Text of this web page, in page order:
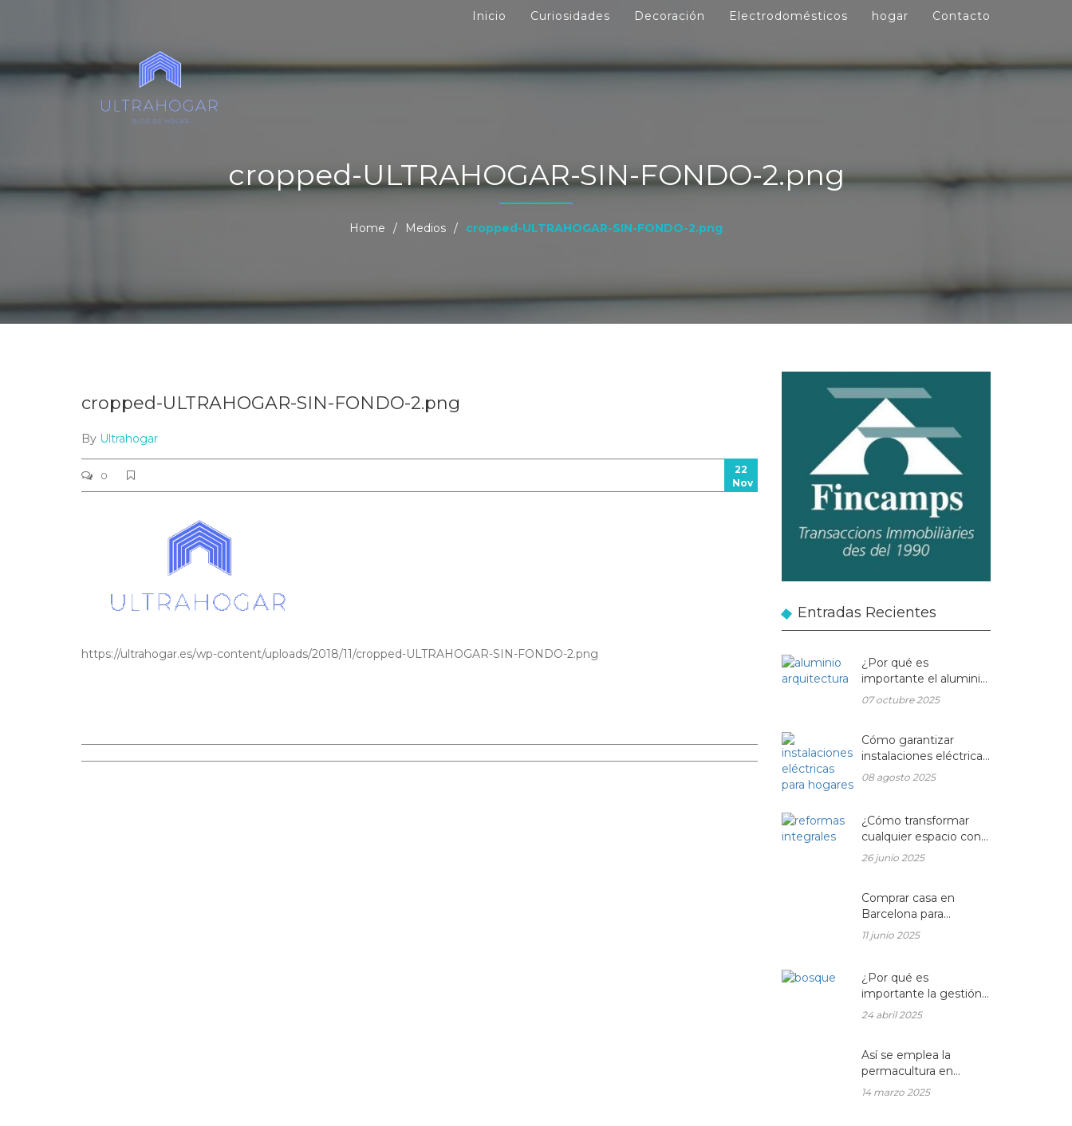
Inicio Curiosidades Decoración Electrodomésticos hogar Contacto
cropped-ULTRAHOGAR-SIN-FONDO-2.png
Home / Medios / cropped-ULTRAHOGAR-SIN-FONDO-2.png
cropped-ULTRAHOGAR-SIN-FONDO-2.png
By Ultrahogar
0
22
Nov
https://ultrahogar.es/wp-content/uploads/2018/11/cropped-ULTRAHOGAR-SIN-FONDO-2.png
Entradas Recientes
¿Por qué es
importante el aluminio
en la arquitectura
07 octubre 2025
Cómo garantizar
instalaciones eléctricas
para hogares seguras y
eficientes
08 agosto 2025
¿Cómo transformar
cualquier espacio con
las reformas
integrales?
26 junio 2025
Comprar casa en
Barcelona para
reformar: una
oportunidad rentable
inmobiliario actual
11 junio 2025
¿Por qué es
importante la gestión
forestal para la salud
24 abril 2025
Así se emplea la
permacultura en
balcones y terrazas
14 marzo 2025